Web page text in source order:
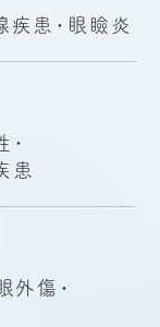
疾患・ 眼瞼炎
患
外傷・